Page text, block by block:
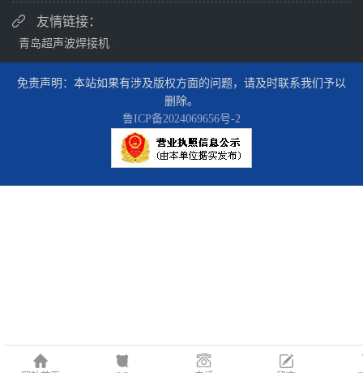
友情链接：
青岛超声波焊接机
免责声明：本站如果有涉及版权方面的问题，请及时联系我们予以
删除。
鲁ICP备2024069656号-2